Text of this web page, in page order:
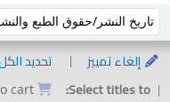
فرز حسب:
إلغاء تمييز
تحديد الكل
Select titles to:
Add to cart